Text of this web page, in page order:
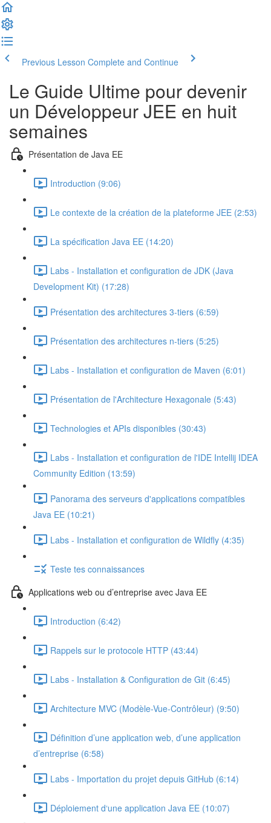
Previous Lesson Complete and Continue
Le Guide Ultime pour devenir
un Développeur JEE en huit
semaines
Présentation de Java EE
Introduction (9:06)
Le contexte de la création de la plateforme JEE (2:53)
La spécification Java EE (14:20)
Labs - Installation et configuration de JDK (Java
Development Kit) (17:28)
Présentation des architectures 3-tiers (6:59)
Présentation des architectures n-tiers (5:25)
Labs - Installation et configuration de Maven (6:01)
Présentation de l'Architecture Hexagonale (5:43)
Technologies et APIs disponibles (30:43)
Labs - Installation et configuration de l'IDE Intellij IDEA
Community Edition (13:59)
Panorama des serveurs d'applications compatibles
Java EE (10:21)
Labs - Installation et configuration de Wildfly (4:35)
Teste tes connaissances
Applications web ou d’entreprise avec Java EE
Introduction (6:42)
Rappels sur le protocole HTTP (43:44)
Labs - Installation & Configuration de Git (6:45)
Architecture MVC (Modèle-Vue-Contrôleur) (9:50)
Définition d’une application web, d’une application
d’entreprise (6:58)
Labs - Importation du projet depuis GitHub (6:14)
Déploiement d‘une application Java EE (10:07)